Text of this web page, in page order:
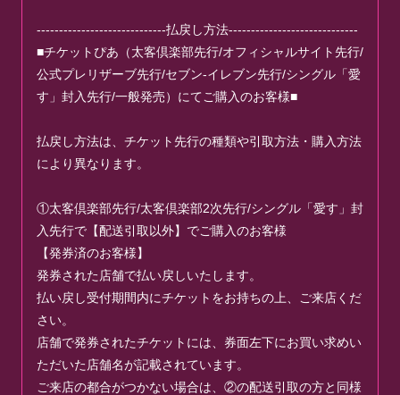
-----------------------------払戻し方法-----------------------------
■チケットぴあ（太客倶楽部先行/オフィシャルサイト先行/
公式プレリザーブ先行/セブン-イレブン先行/シングル「愛
す」封入先行/一般発売）にてご購入のお客様■
払戻し方法は、チケット先行の種類や引取方法・購入方法
により異なります。
①太客倶楽部先行/太客倶楽部2次先行/シングル「愛す」封
入先行で【配送引取以外】でご購入のお客様
【発券済のお客様】
発券された店舗で払い戻しいたします。
払い戻し受付期間内にチケットをお持ちの上、ご来店くだ
さい。
店舗で発券されたチケットには、券面左下にお買い求めい
ただいた店舗名が記載されています。
ご来店の都合がつかない場合は、②の配送引取の方と同様